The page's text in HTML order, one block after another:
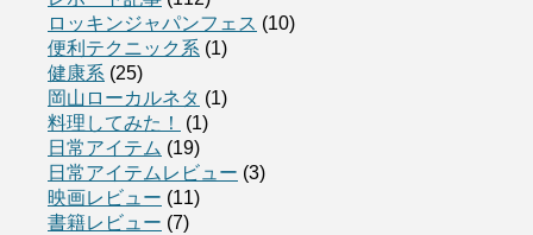
ロッキンジャパンフェス (10)
便利テクニック系 (1)
健康系 (25)
岡山ローカルネタ (1)
料理してみた！
(1)
日常アイテム (19)
日常アイテムレビュー (3)
映画レビュー (11)
書籍レビュー (7)